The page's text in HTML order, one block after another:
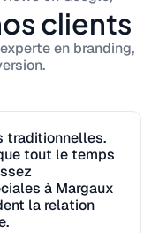
2-3jours
2-3jours
2-3jours
2-3jours
3-5jours
2-3jours
clients
en branding,
traditionnelles.
tout le temps
à Margaux
la relation